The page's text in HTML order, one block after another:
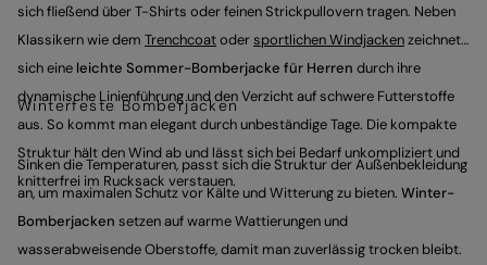
sich fließend über T-Shirts oder feinen Strickpullovern tragen. Neben
Klassikern wie dem Trenchcoatodersportlichen Windjackenzeichnet
sich eine leichte Sommer-Bomberjacke für Herren durch ihre
dynamische Linienführung und den Verzicht auf schwere Futterstoffe
aus. So kommt man elegant durch unbeständige Tage. Die kompakte
Struktur hält den Wind ab und lässt sich bei Bedarf unkompliziert und
knitterfrei im Rucksack verstauen.
Winterfeste Bomberjacken
Sinken die Temperaturen, passt sich die Struktur der Außenbekleidung
an, um maximalen Schutz vor Kälte und Witterung zu bieten. Winter-
Bomberjacken setzen auf warme Wattierungen und
wasserabweisende Oberstoffe, damit man zuverlässig trocken bleibt.